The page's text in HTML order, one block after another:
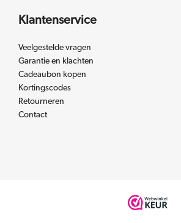
Klantenservice
Veelgestelde vragen
Garantie en klachten
Cadeaubon kopen
Kortingscodes
Retourneren
Contact